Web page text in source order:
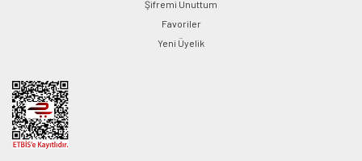
Şifremi Unuttum
Favoriler
Yeni Üyelik